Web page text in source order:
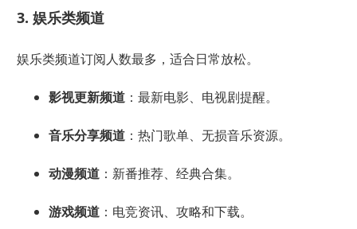
3. 娱乐类频道
娱乐类频道订阅人数最多，适合日常放松。
影视更新频道：最新电影、电视剧提醒。
音乐分享频道：热门歌单、无损音乐资源。
动漫频道：新番推荐、经典合集。
游戏频道：电竞资讯、攻略和下载。